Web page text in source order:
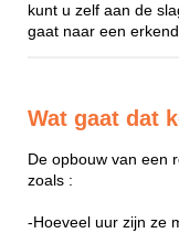
kunt u zelf aan de
gaat naar een
Wat gaat dat
De opbouw van een
zoals :
-Hoeveel uur zijn ze